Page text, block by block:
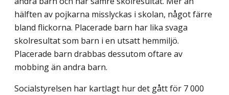
hälften av pojkarna misslyckas i skolan, något färre
bland flickorna. Placerade barn har lika svaga
skolresultat som barn i en utsatt hemmiljö.
Placerade barn drabbas dessutom oftare av
mobbing än andra barn.
Socialstyrelsen har kartlagt hur det gått för 7 000